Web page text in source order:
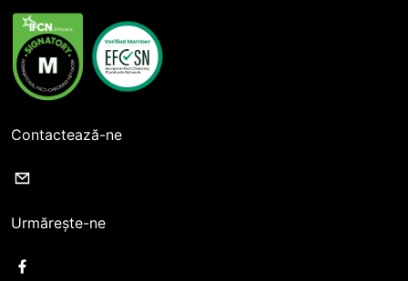
Contactează-ne
Urmărește-ne